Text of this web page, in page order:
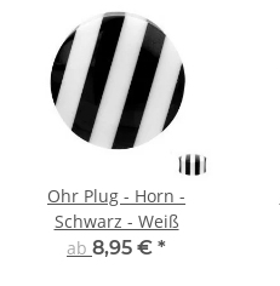
Ohr Plug - Horn -
Schwarz - Weiß
ab 8,95 € *